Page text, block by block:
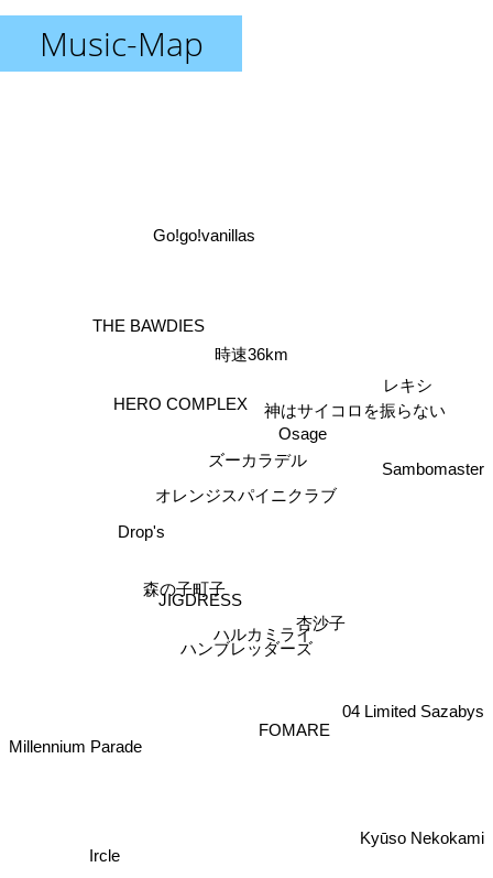
Music-Map
ハンブレッダーズ
ハルカミライ
ズーカラデル
オレンジスパイニクラブ
JIGDRESS
FOMARE
杏沙子
Osage
時速36km
HERO COMPLEX 神はサイコロを振らない
Drop's
THE BAWDIES
レキシ
Go!go!vanillas
Millennium Parade
Kyūso Nekokami
04 Limited Sazabys